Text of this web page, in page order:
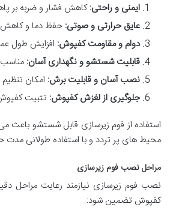
ایمنی و راحتی:کاهش فشار و ضربه بر
عایق حرارتی و صوتی: حفظ دما و کاهش
دوام و مقاومت کفپوش: افزایش طول
قابلیت شستشو و نگهداری آسان:
نصب آسان و قابلیت برش: امکان
جلوگیری از لغزش کفپوش: تثبیت
استفاده از فوم زیرسازی قابل شستشو باعث
محیط های پر تردد و با استفاده طولانی
مراحل نصب فوم زیرسازی
نصب فوم زیرسازی نیازمند رعایت مراحل
کفپوش تضمین شود: